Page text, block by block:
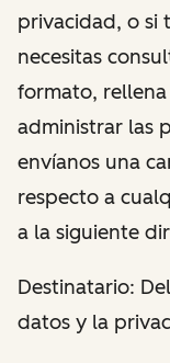
privacidad, o si
necesitas
formato, rellena
administrar las
envíanos una
respecto a
a la siguiente
Destinatario:
datos y la